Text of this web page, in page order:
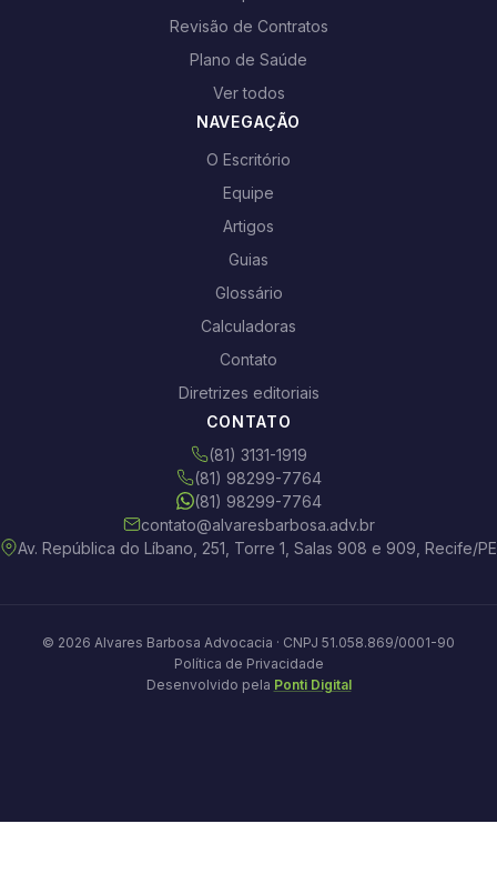
Revisão de Contratos
Plano de Saúde
Ver todos
NAVEGAÇÃO
O Escritório
Equipe
Artigos
Guias
Glossário
Calculadoras
Contato
Diretrizes editoriais
CONTATO
(81) 3131-1919
(81) 98299-7764
(81) 98299-7764
contato@alvaresbarbosa.adv.br
Av. República do Líbano, 251, Torre 1, Salas 908 e 909, Recife/PE
© 2026 Alvares Barbosa Advocacia · CNPJ 51.058.869/0001-90
Política de Privacidade
Desenvolvido pela Ponti Digital